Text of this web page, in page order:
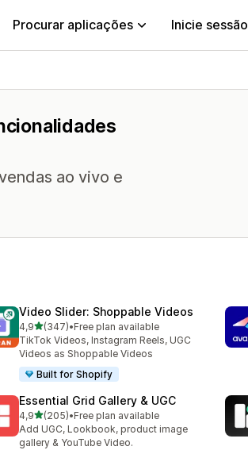
Procurar aplicações Inicie sessão
ao vivo e
Video Slider: Shoppable Videos
4,9de 5 estrelas
(347)
347 total de avaliações
•Free plan available
TikTok Videos, Instagram Reels, UGC
Videos as Shoppable Videos
Built for Shopify
Essential Grid Gallery & UGC
4,9de 5 estrelas
(205)
205 total de avaliações
•Free plan available
Add UGC, Lookbook, product image
gallery & YouTube Video.